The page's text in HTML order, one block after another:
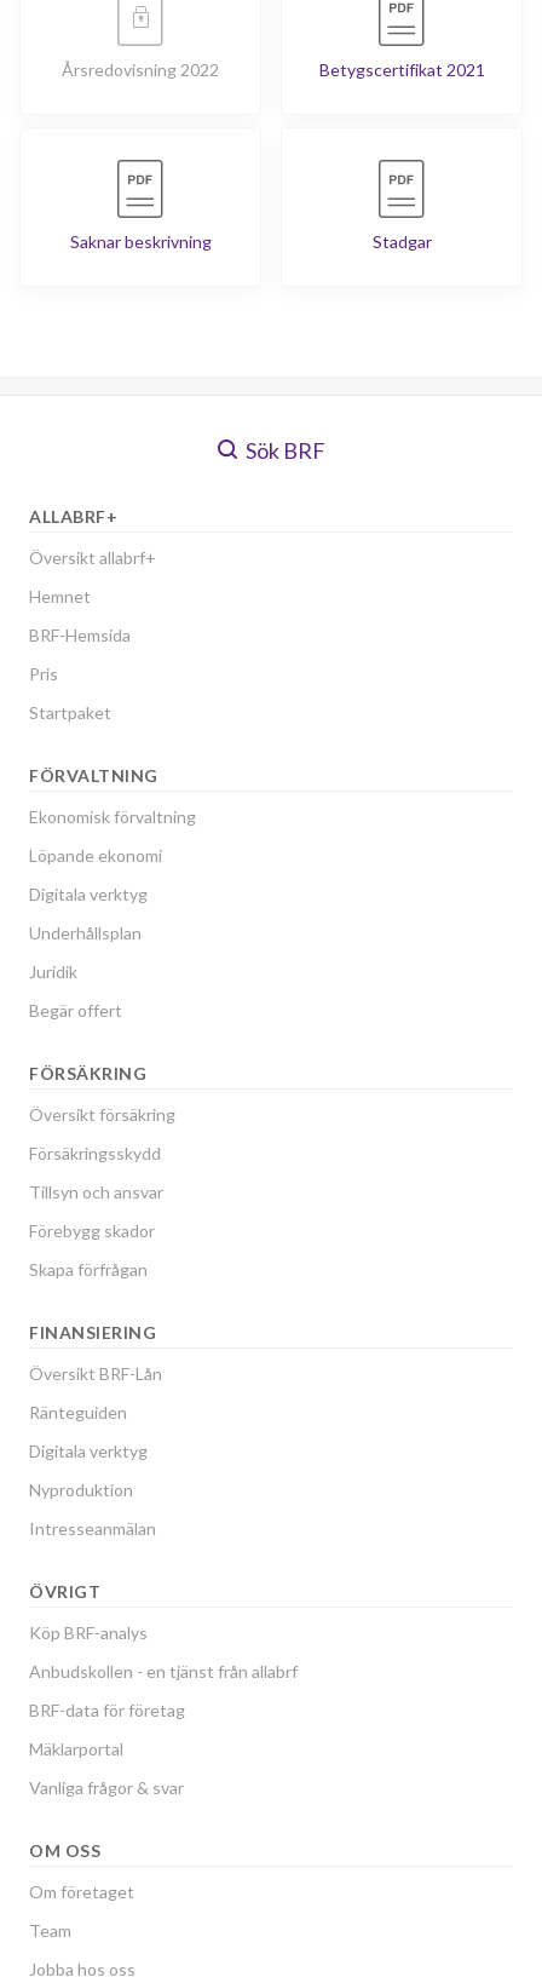
Årsredovisning 2022 Betygscertifikat 2021
Saknar beskrivning Stadgar
Sök BRF
ALLABRF+
Översikt allabrf+
Hemnet
BRF-Hemsida
Pris
Startpaket
FÖRVALTNING
Ekonomisk förvaltning
Löpande ekonomi
Digitala verktyg
Underhållsplan
Juridik
Begär offert
FÖRSÄKRING
Översikt försäkring
Försäkringsskydd
Tillsyn och ansvar
Förebygg skador
Skapa förfrågan
FINANSIERING
Översikt BRF-Lån
Ränteguiden
Digitala verktyg
Nyproduktion
Intresseanmälan
ÖVRIGT
Köp BRF-analys
Anbudskollen - en tjänst från allabrf
BRF-data för företag
Mäklarportal
Vanliga frågor & svar
OM OSS
Om företaget
Team
Jobba hos oss